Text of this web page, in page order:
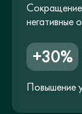
Сокращение
негативные
+30%
Повышение